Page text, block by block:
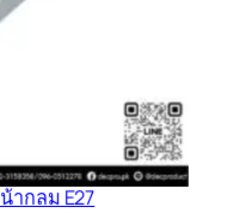
ากลม E27